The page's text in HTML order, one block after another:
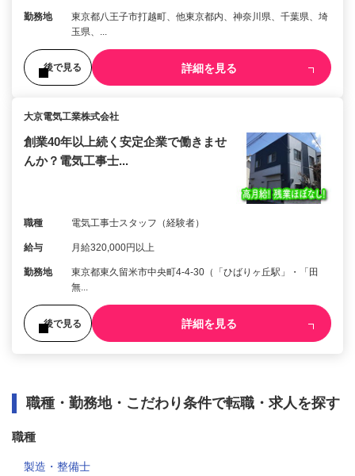
勤務地
東京都八王子市打越町、他東京都内、神奈川県、千葉県、埼
玉県、...
後で見る 詳細を見る
大京電気工業株式会社
創業40年以上続く安定企業で働きませ
んか？電気工事士...
職種 電気工事士スタッフ（経験者）
給与 月給320,000円以上
勤務地
東京都東久留米市中央町4-4-30（「ひばりヶ丘駅」・「田
無...
後で見る 詳細を見る
職種・勤務地・こだわり条件で転職・求人を探す
職種
製造・整備士